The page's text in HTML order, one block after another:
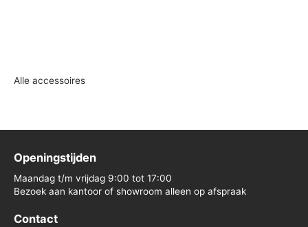
Alle accessoires
Openingstijden
Maandag t/m vrijdag 9:00 tot 17:00
Bezoek aan kantoor of showroom alleen op afspraak
Contact